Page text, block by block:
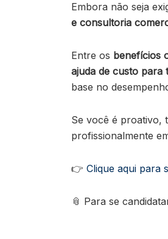
Embora não seja
e consultoria
Entre os benefícios
ajuda de custo para
base no
Se você é proativo,
profissionalmente
👉 Clique aqui para
📎 Para se